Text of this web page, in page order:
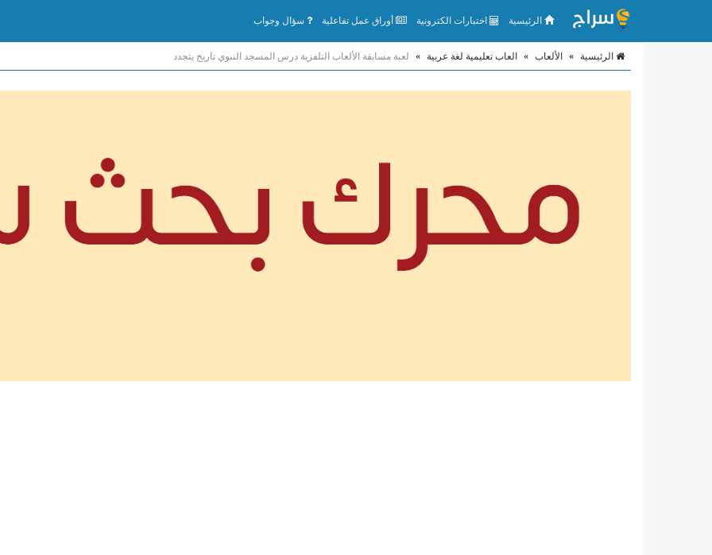
الرئيسية اختبارات الكترونية أوراق عمل تفاعلية سؤال وجواب
الرئيسية » الألعاب » العاب تعليمية لغة عربية » لعبة مسابقة الألعاب التلفزية درس المسجد النبوي تاريخ يتجدد